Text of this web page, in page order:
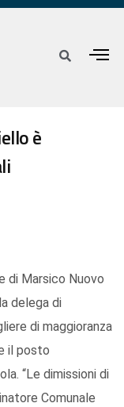
è
di Marsico Nuovo
delega di
di maggioranza
il posto
“Le dimissioni di
Comunale